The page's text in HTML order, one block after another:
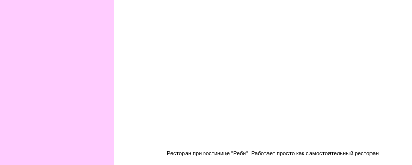
Ресторан при гостинице "Реби". Работает просто как самостоятельный ресторан.